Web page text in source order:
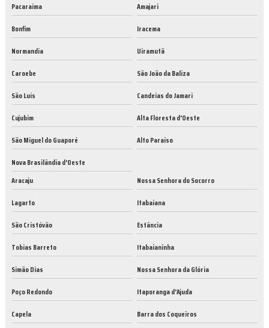
Pacaraima
Amajari
Bonfim
Iracema
Normandia
Uiramutã
Caroebe
São João da Baliza
São Luís
Candeias do Jamari
Cujubim
Alta Floresta d'Oeste
São Miguel do Guaporé
Alto Paraíso
Nova Brasilândia d'Oeste
Aracaju
Nossa Senhora do Socorro
Lagarto
Itabaiana
São Cristóvão
Estância
Tobias Barreto
Itabaianinha
Simão Dias
Nossa Senhora da Glória
Poço Redondo
Itaporanga d'Ajuda
Capela
Barra dos Coqueiros